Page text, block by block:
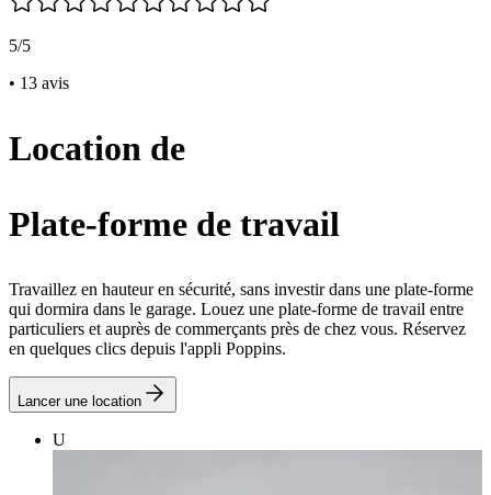
5/5
• 13 avis
Location de
Plate-forme de travail
Travaillez en hauteur en sécurité, sans investir dans une plate-forme
qui dormira dans le garage. Louez une plate-forme de travail entre
particuliers et auprès de commerçants près de chez vous. Réservez
en quelques clics depuis l'appli Poppins.
Lancer une location
U